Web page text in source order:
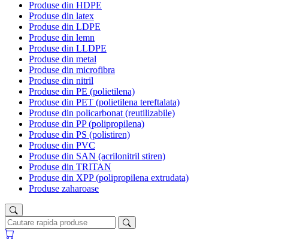
Produse din HDPE
Produse din latex
Produse din LDPE
Produse din lemn
Produse din LLDPE
Produse din metal
Produse din microfibra
Produse din nitril
Produse din PE (polietilena)
Produse din PET (polietilena tereftalata)
Produse din policarbonat (reutilizabile)
Produse din PP (polipropilena)
Produse din PS (polistiren)
Produse din PVC
Produse din SAN (acrilonitril stiren)
Produse din TRITAN
Produse din XPP (polipropilena extrudata)
Produse zaharoase